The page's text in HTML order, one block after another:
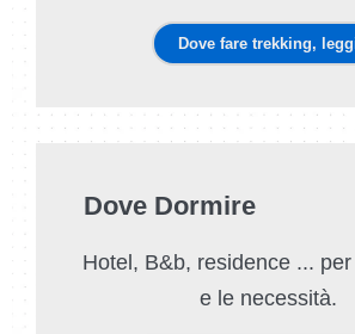
Dove fare trekking,
Dove Dormire
Hotel, B&b, residence ...
e le necessità.